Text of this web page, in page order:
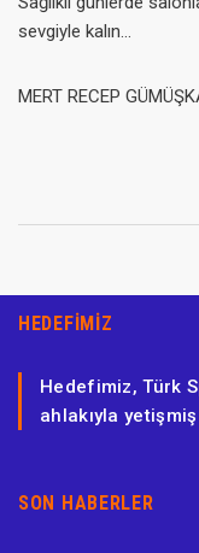
sevgiyle kalın…
MERT RECEP
HEDEFIMIZ
Hedefimiz, Türk
ahlakıyla
SON HABERLER